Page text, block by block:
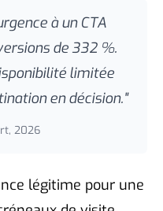
à un CTA
de 332 %.
limitée
en décision."
2026
légitime pour une